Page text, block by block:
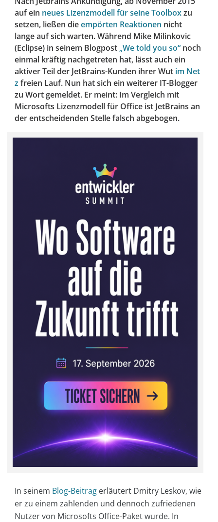
auf ein neues Lizenzmodell für seine Toolboxzu
setzen, ließen dieempörten Reaktionen nicht
lange auf sich warten. Während Mike Milinkovic
(Eclipse) in seinem Blogpost „We told you so“ noch
einmal kräftig nachgetreten hat, lässt auch ein
aktiver Teil der JetBrains-Kunden ihrer Wut im Net
zfreien Lauf. Nun hat sich ein weiterer IT-Blogger
zu Wort gemeldet. Er meint: Im Vergleich mit
Microsofts Lizenzmodell für Office ist JetBrains an
der entscheidenden Stelle falsch abgebogen.
In seinem Blog-Beitrag erläutert Dmitry Leskov, wie
er zu einem zahlenden und dennoch zufriedenen
Nutzer von Microsofts Office-Paket wurde. In